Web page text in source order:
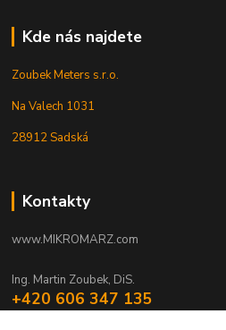
Kde nás najdete
Zoubek Meters s.r.o.
Na Valech 1031
28912 Sadská
Kontakty
www.MIKROMARZ.com
Ing. Martin Zoubek, DiS.
+420 606 347 135